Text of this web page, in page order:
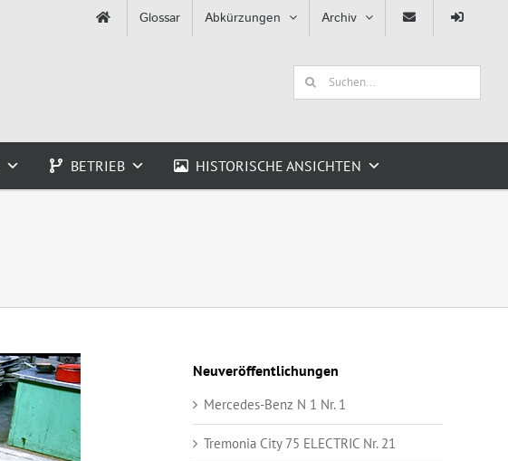
Glossar Abkürzungen Archiv
Suche
nach:
BETRIEB HISTORISCHE ANSICHTEN
Neuveröffentlichungen
Mercedes-Benz N 1 Nr. 1
Tremonia City 75 ELECTRIC Nr. 21